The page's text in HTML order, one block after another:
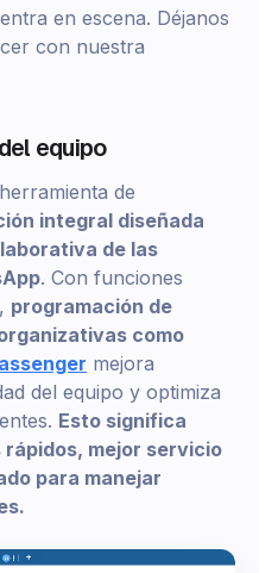
entra en escena. Déjanos
con nuestra
equipo
de
integral diseñada
de las
. Con funciones
, programación de
como
mejora
del equipo y optimiza
Esto significa
mejor servicio
para manejar